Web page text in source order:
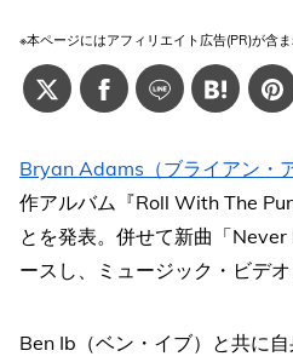
※本ページにはアフィリエイト広告(PR)が含
Bryan Adams（ブライアン・
作アルバム『Roll With The
とを発表。併せて新曲「Never
ースし、ミュージック・ビデオ
Ben Ib（ベン・イブ）と共に